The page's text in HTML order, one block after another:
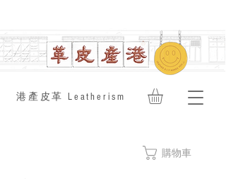
​港產皮革 Leatherism
購物車